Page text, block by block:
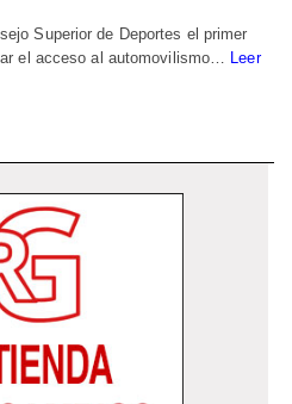
Superior de Deportes el primer
el acceso al automovilismo… Leer